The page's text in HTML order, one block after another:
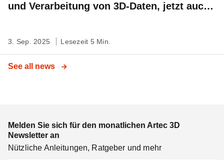
und Verarbeitung von 3D-Daten, jetzt auch
3. Sep. 2025 Lesezeit 5 Min.
See all news
Melden Sie sich für den monatlichen Artec 3D
Newsletter an
Nützliche Anleitungen, Ratgeber und mehr